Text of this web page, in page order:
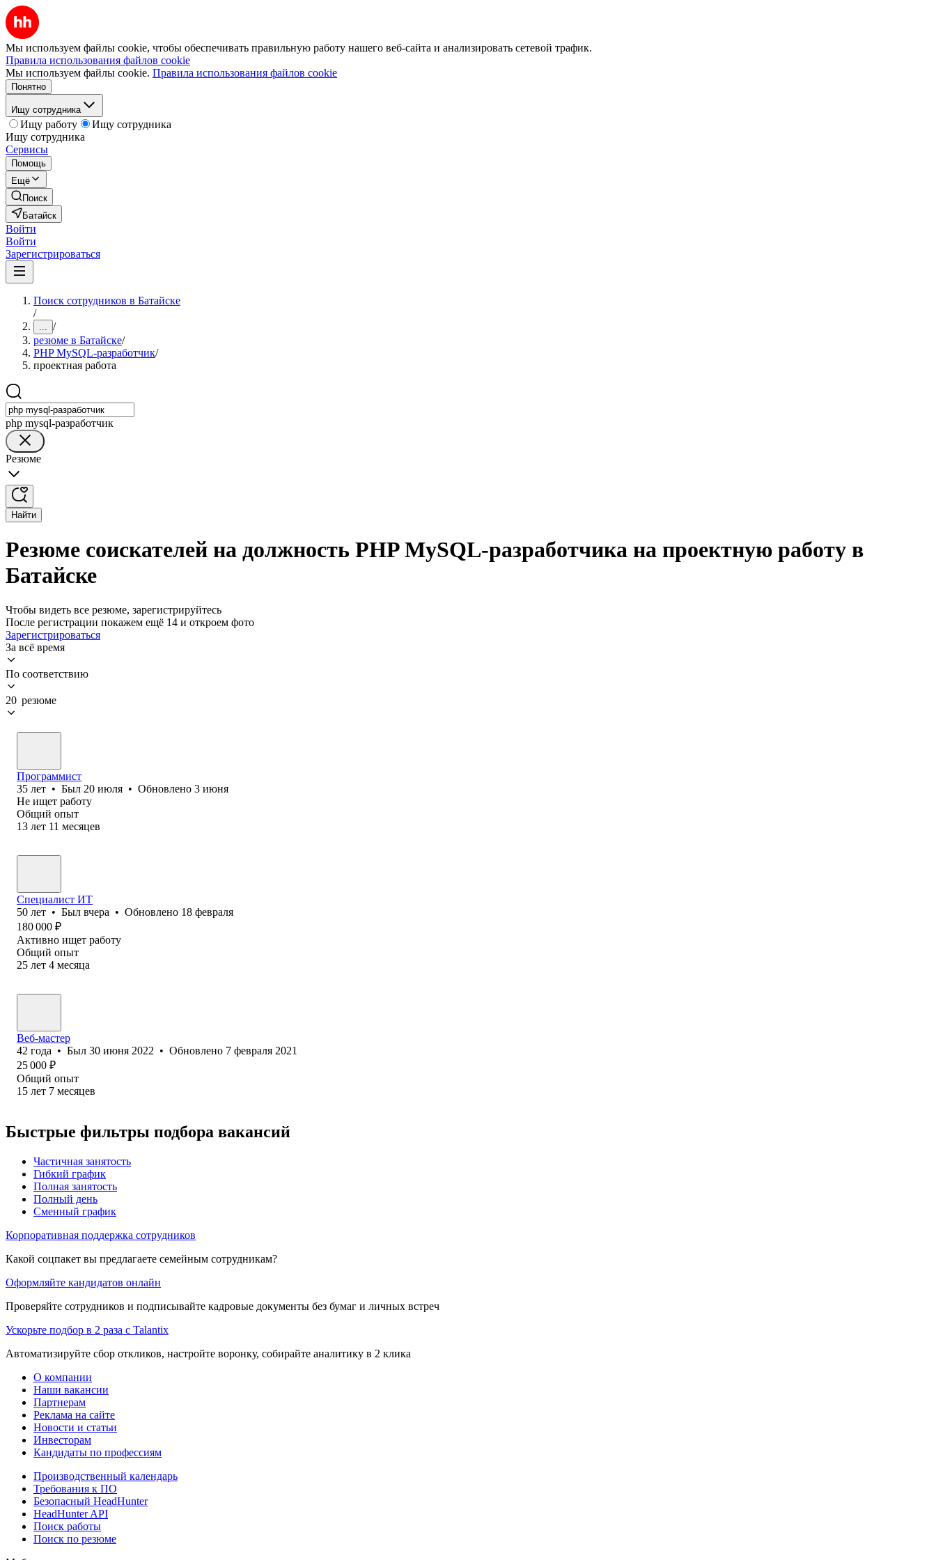
Мы используем файлы cookie, чтобы обеспечивать правильную работу нашего веб-сайта и анализировать сетевой трафик.
Правила использования файлов cookie
Мы используем файлы cookie. Правила использования файлов cookie
Понятно
Ищу сотрудника
Ищу работу
Ищу сотрудника
Ищу сотрудника
Сервисы
Помощь
Ещё
Поиск
Батайск
Войти
Войти
Зарегистрироваться
Поиск сотрудников в Батайске
/
... /
резюме в Батайске/
PHP MySQL-разработчик/
проектная работа
php mysql-разработчик
Резюме
Найти
Резюме соискателей на должность PHP MySQL-разработчика на проектную работу в
Батайске
Чтобы видеть все резюме, зарегистрируйтесь
После регистрации покажем ещё 14 и откроем фото
Зарегистрироваться
За всё время
По соответствию
20 резюме
Программист
35 лет • Был 20 июля • Обновлено 3 июня
Не ищет работу
Общий опыт
13 лет 11 месяцев
Специалист ИТ
50 лет • Был вчера • Обновлено 18 февраля
180 000 ₽
Активно ищет работу
Общий опыт
25 лет 4 месяца
Веб-мастер
42 года • Был 30 июня 2022 • Обновлено 7 февраля 2021
25 000 ₽
Общий опыт
15 лет 7 месяцев
Быстрые фильтры подбора вакансий
Частичная занятость
Гибкий график
Полная занятость
Полный день
Сменный график
Корпоративная поддержка сотрудников
Какой соцпакет вы предлагаете семейным сотрудникам?
Оформляйте кандидатов онлайн
Проверяйте сотрудников и подписывайте кадровые документы без бумаг и личных встреч
Ускорьте подбор в 2 раза с Talantix
Автоматизируйте сбор откликов, настройте воронку, собирайте аналитику в 2 клика
О компании
Наши вакансии
Партнерам
Реклама на сайте
Новости и статьи
Инвесторам
Кандидаты по профессиям
Производственный календарь
Требования к ПО
Безопасный HeadHunter
HeadHunter API
Поиск работы
Поиск по резюме